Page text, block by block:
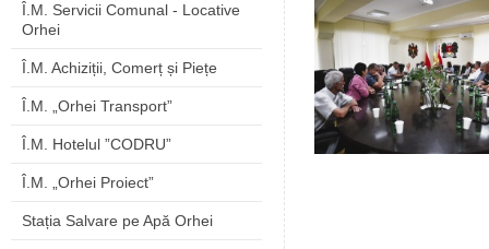
Î.M. Servicii Comunal - Locative
Orhei
Î.M. Achiziții, Comerț și Piețe
Î.M. „Orhei Transport”
Î.M. Hotelul ”CODRU”
Î.M. „Orhei Proiect”
Stația Salvare pe Apă Orhei